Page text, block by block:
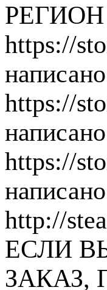
https://
https://
https://
http://
ЕСЛИ
ЗАКАЗ,